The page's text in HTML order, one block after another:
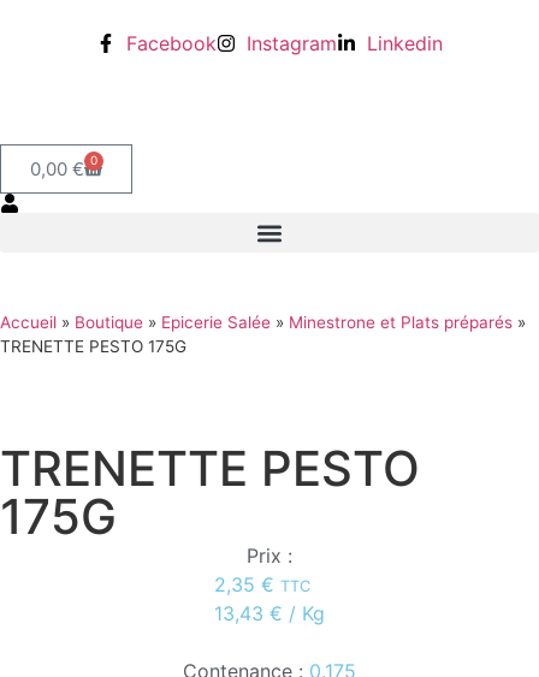
Facebook Instagram Linkedin
0,00 € 0
Accueil » Boutique » Epicerie Salée » Minestrone et Plats préparés »
TRENETTE PESTO 175G
TRENETTE PESTO
175G
Prix :
2,35 € TTC
13,43 € / Kg
Contenance : 0.175